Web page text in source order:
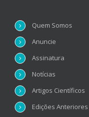
Quem Somos
Anuncie
Assinatura
Notícias
Artigos Científicos
Edições Anteriores